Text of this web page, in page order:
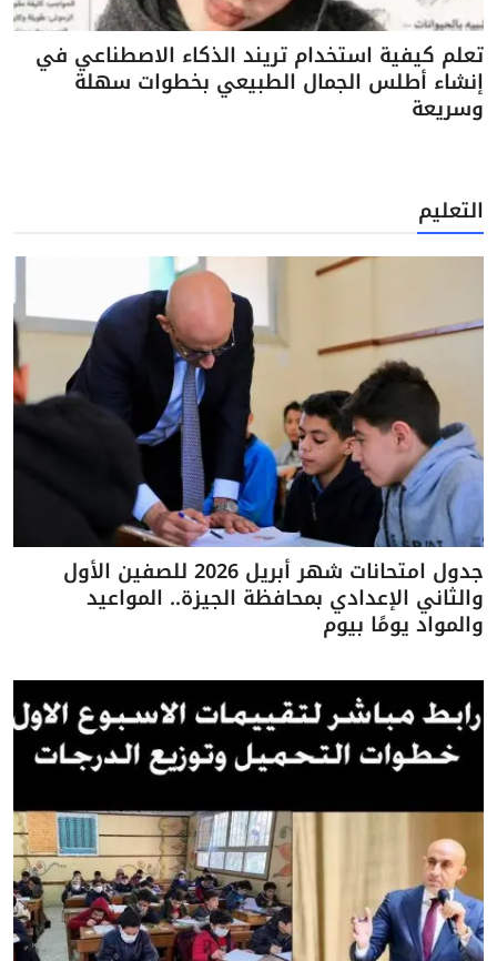
تعلم كيفية استخدام تريند الذكاء الاصطناعي في
إنشاء أطلس الجمال الطبيعي بخطوات سهلة
وسريعة
التعليم
جدول امتحانات شهر أبريل 2026 للصفين الأول
والثاني الإعدادي بمحافظة الجيزة.. المواعيد
والمواد يومًا بيوم